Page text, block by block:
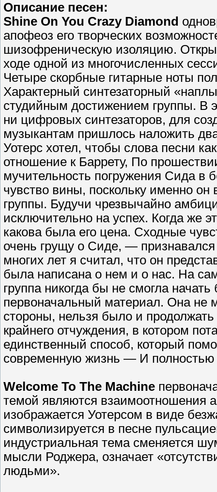
Описание песен:
Shine On You Crazy Diamond
апофеоз его творческих
шизофреническую изоляцию.
ходе одной из многочисленных
Четыре скорбные гитарные ноты
Характерный синтезаторный
студийным достижением группы. В
ни цифровых синтезаторов, для
музыкантам пришлось наложить
Уотерс хотел, чтобы слова песни
отношение к Баррету, По
мучительность погружения Сида в
чувство вины, поскольку именно
группы. Будучи чрезвычайно
исключительно на успех. Когда же
какова была его цена. Сходные
очень грущу о Сиде, —
многих лет я считал, что он
была написана о нем и о нас. На
группа никогда бы не смогла
первоначальный материал. Она не
стороны, нельзя было и
крайнего отчуждения, в котором
единственный способ, который
современную жизнь — И полностью
Welcome To The Machine
темой являются взаимоотношения
изображается Уотерсом в виде
символизируется в песне
индустриальная тема сменяется
мысли Роджера, означает
людьми».